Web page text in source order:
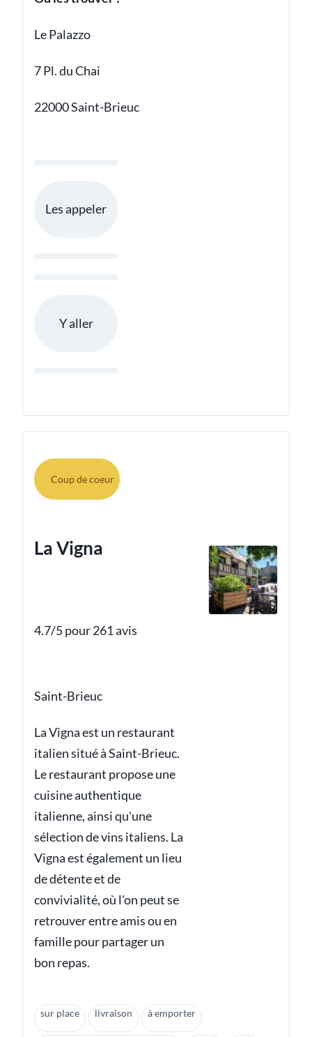
Le Palazzo
7 Pl. du Chai
22000 Saint-Brieuc
Les appeler
Y aller
Coup de coeur
La Vigna
4.7/5 pour 261 avis
Saint-Brieuc
La Vigna est un restaurant
italien situé à Saint-Brieuc.
Le restaurant propose une
cuisine authentique
italienne, ainsi qu'une
sélection de vins italiens. La
Vigna est également un lieu
de détente et de
convivialité, où l'on peut se
retrouver entre amis ou en
famille pour partager un
bon repas.
sur place livraison à emporter